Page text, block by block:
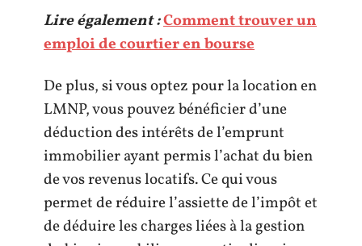
Lire également :Comment trouver un
emploi de courtier en bourse
De plus, si vous optez pour la location en
LMNP, vous pouvez bénéficier d’une
déduction des intérêts de l’emprunt
immobilier ayant permis l’achat du bien
de vos revenus locatifs. Ce qui vous
permet de réduire l’assiette de l’impôt et
de déduire les charges liées à la gestion